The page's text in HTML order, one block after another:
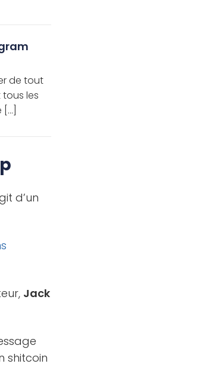
de tout
les
d’un
Jack
shitcoin